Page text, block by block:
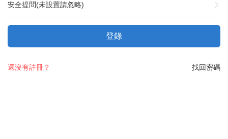
安全提問(未設置請忽略)
登錄
找回密碼
還沒有註冊？